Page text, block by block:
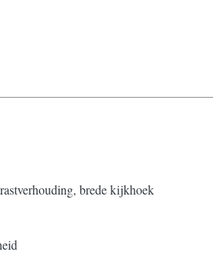
brede kijkhoek